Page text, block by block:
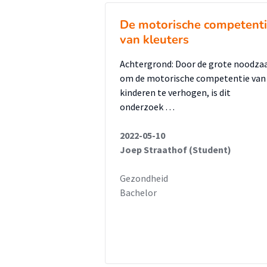
Conclusie: Een hoge
met een hogere en BMI bij
Een hoge maaltijdfrequentie
en LDL cholesterol en lager
maaltijdfrequentie het best
die ter validatie zal worden
reproduceerbaarheid zijn
met een hogere BMI,
Aandacht van de behandelaar
over dit onderwerp valt aan te
De motorische
van kleuters
Achtergrond: Door de grote
om de motorische competentie van
kinderen te verhogen, is dit
onderzoek …
2022-05-10
Joep Straathof (Student)
Gezondheid
Bachelor